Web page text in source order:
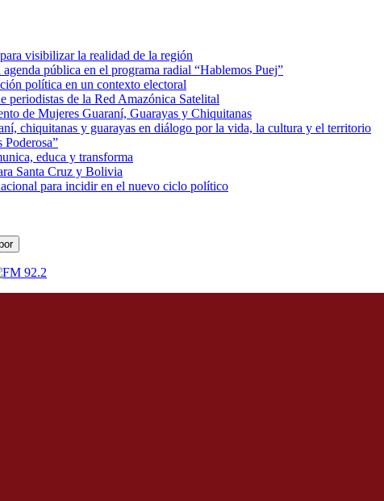
visibilizar la realidad de la región
pública en el programa radial “Hablemos Puej”
política en un contexto electoral
periodistas de la Red Amazónica Satelital
de Mujeres Guaraní, Guarayas y Chiquitanas
chiquitanas y guarayas en diálogo por la vida, la cultura y el territorio
Poderosa”
educa y transforma
Santa Cruz y Bolivia
para incidir en el nuevo ciclo político